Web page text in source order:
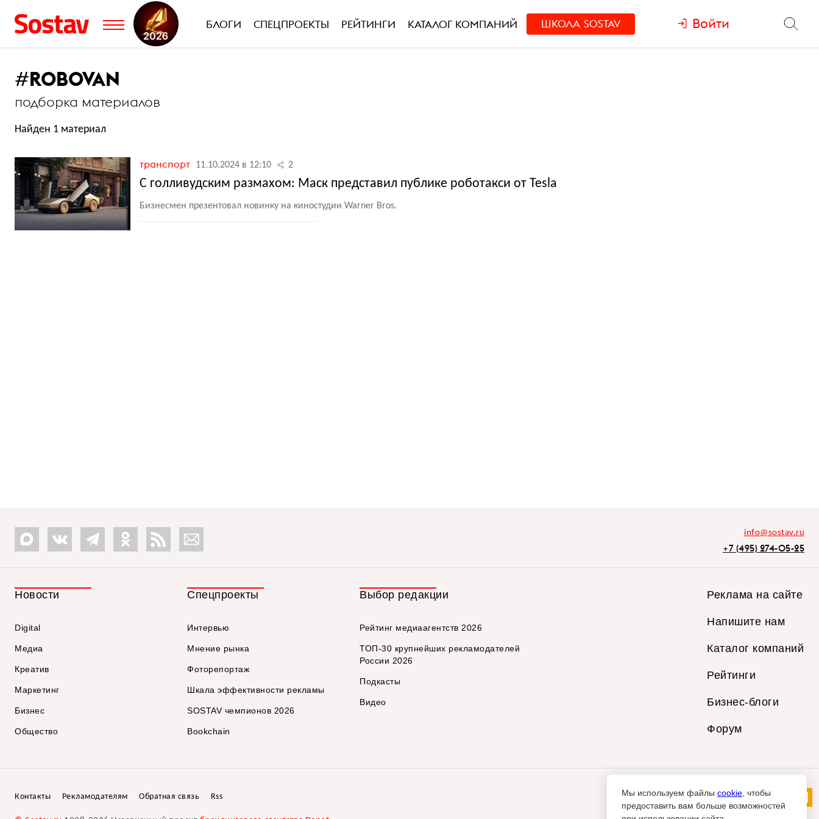
БЛОГИ СПЕЦПРОЕКТЫ РЕЙТИНГИ КАТАЛОГ КОМПАНИЙ ШКОЛА SOSTAV Войти
#ROBOVAN
подборка материалов
Найден 1 материал
транспорт 11.10.2024 в 12:10 2
С голливудским размахом: Маск представил публике роботакси от Tesla
Бизнесмен презентовал новинку на киностудии Warner Bros.
info@sostav.ru
+7 (495) 274-05-25
Новости
Digital
Медиа
Креатив
Маркетинг
Бизнес
Общество
Спецпроекты
Интервью
Мнение рынка
Фоторепортаж
Шкала эффективности рекламы
SOSTAV чемпионов 2026
Bookchain
Выбор редакции
Рейтинг медиаагентств 2026
ТОП-30 крупнейших рекламодателей
России 2026
Подкасты
Видео
Реклама на сайте
Напишите нам
Каталог компаний
Рейтинги
Бизнес-блоги
Форум
Контакты Рекламодателям Обратная связь Rss Мы используем файлы cookie , чтобы
предоставить вам больше возможностей